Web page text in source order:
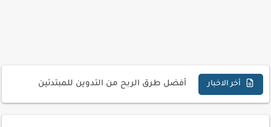
أخر الاخبار